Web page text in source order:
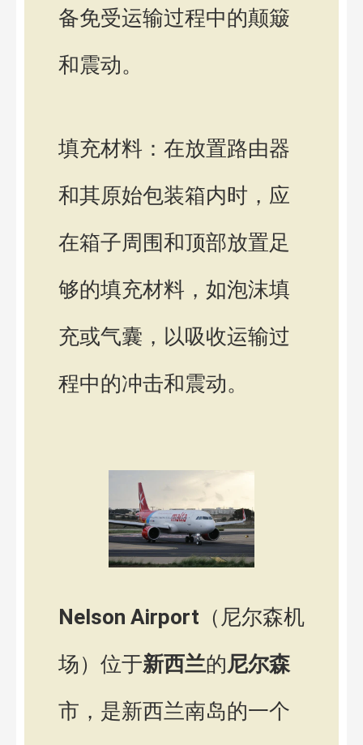
备免受运输过程中的颠簸
和震动。
填充材料：在放置路由器
和其原始包装箱内时，应
在箱子周围和顶部放置足
够的填充材料，如泡沫填
充或气囊，以吸收运输过
程中的冲击和震动。
Nelson Airport （尼尔森机
场）位于新西兰的尼尔森
市，是新西兰南岛的一个